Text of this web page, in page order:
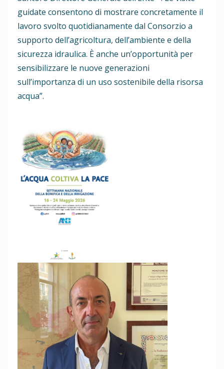
guidate consentono di mostrare concretamente il
lavoro svolto quotidianamente dal Consorzio a
supporto dell’agricoltura, dell’ambiente e della
sicurezza idraulica. È anche un’opportunità per
sensibilizzare le nuove generazioni
sull’importanza di un uso sostenibile della risorsa
acqua”.